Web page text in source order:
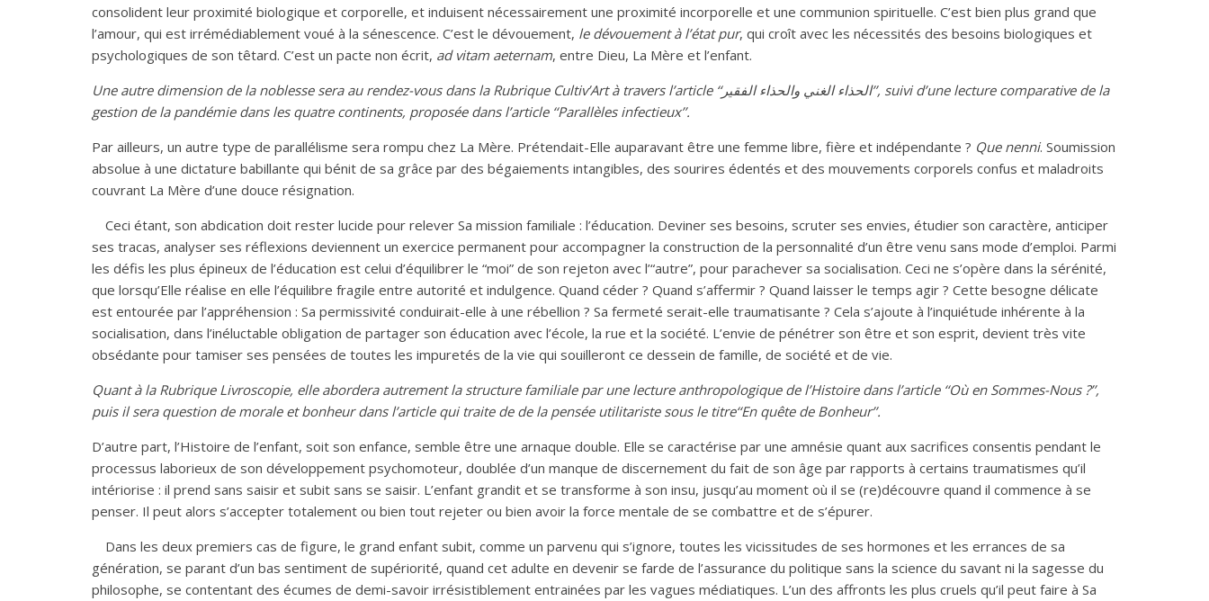
consolident leur proximité biologique et corporelle, et induisent nécessairement une proximité incorporelle et une communion spirituelle. C’est bien plus grand que
l’amour, qui est irrémédiablement voué à la sénescence. C’est le dévouement, le dévouement à l’état pur, qui croît avec les nécessités des besoins biologiques et
psychologiques de son têtard. C’est un pacte non écrit, ad vitam aeternam, entre Dieu, La Mère et l’enfant.
Une autre dimension de la noblesse sera au rendez-vous dans la Rubrique Cultiv’Art à travers l’article ‘‘
الحذاء‭ ‬الغني والحذاء‭ ‬الفقير
’’, suivi d’une lecture comparative de la
gestion de la pandémie dans les quatre continents, proposée dans l’article ‘‘Parallèles infectieux’’.
Par ailleurs, un autre type de parallélisme sera rompu chez La Mère. Prétendait-Elle auparavant être une femme libre, fière et indépendante ? Que nenni. Soumission
absolue à une dictature babillante qui bénit de sa grâce par des bégaiements intangibles, des sourires édentés et des mouvements corporels confus et maladroits
couvrant La Mère d’une douce résignation.
Ceci étant, son abdication doit rester lucide pour relever Sa mission familiale : l’éducation. Deviner ses besoins, scruter ses envies, étudier son caractère, anticiper
ses tracas, analyser ses réflexions deviennent un exercice permanent pour accompagner la construction de la personnalité d’un être venu sans mode d’emploi. Parmi
les défis les plus épineux de l’éducation est celui d’équilibrer le “moi” de son rejeton avec l’“autre”, pour parachever sa socialisation. Ceci ne s’opère dans la sérénité,
que lorsqu’Elle réalise en elle l’équilibre fragile entre autorité et indulgence. Quand céder ? Quand s’affermir ? Quand laisser le temps agir ? Cette besogne délicate
est entourée par l’appréhension : Sa permissivité conduirait-elle à une rébellion ? Sa fermeté serait-elle traumatisante ? Cela s’ajoute à l’inquiétude inhérente à la
socialisation, dans l’inéluctable obligation de partager son éducation avec l’école, la rue et la société. L’envie de pénétrer son être et son esprit, devient très vite
obsédante pour tamiser ses pensées de toutes les impuretés de la vie qui souilleront ce dessein de famille, de société et de vie.
Quant à la Rubrique Livroscopie, elle abordera autrement la structure familiale par une lecture anthropologique de l’Histoire dans l’article ‘‘Où en Sommes-Nous ?’’,
puis il sera question de morale et bonheur dans l’article qui traite de de la pensée utilitariste sous le titre‘‘En quête de Bonheur’’.
D’autre part, l’Histoire de l’enfant, soit son enfance, semble être une arnaque double. Elle se caractérise par une amnésie quant aux sacrifices consentis pendant le
processus laborieux de son développement psychomoteur, doublée d’un manque de discernement du fait de son âge par rapports à certains traumatismes qu’il
intériorise : il prend sans saisir et subit sans se saisir. L’enfant grandit et se transforme à son insu, jusqu’au moment où il se (re)découvre quand il commence à se
penser. Il peut alors s’accepter totalement ou bien tout rejeter ou bien avoir la force mentale de se combattre et de s’épurer.
Dans les deux premiers cas de figure, le grand enfant subit, comme un parvenu qui s’ignore, toutes les vicissitudes de ses hormones et les errances de sa
génération, se parant d’un bas sentiment de supériorité, quand cet adulte en devenir se farde de l’assurance du politique sans la science du savant ni la sagesse du
philosophe, se contentant des écumes de demi-savoir irrésistiblement entrainées par les vagues médiatiques. L’un des affronts les plus cruels qu’il peut faire à Sa